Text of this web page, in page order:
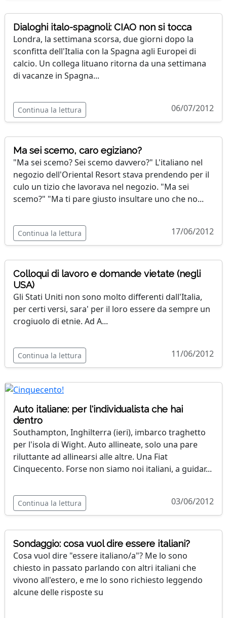
Dialoghi italo-spagnoli: CIAO non si tocca
Londra, la settimana scorsa, due giorni dopo la
sconfitta dell'Italia con la Spagna agli Europei di
calcio. Un collega lituano ritorna da una settimana
di vacanze in Spagna...
Continua la lettura 06/07/2012
Ma sei scemo, caro egiziano?
"Ma sei scemo? Sei scemo davvero?" L'italiano nel
negozio dell'Oriental Resort stava prendendo per il
culo un tizio che lavorava nel negozio. "Ma sei
scemo?" "Ma ti pare giusto insultare uno che no...
Continua la lettura 17/06/2012
Colloqui di lavoro e domande vietate (negli
USA)
Gli Stati Uniti non sono molto differenti dall'Italia,
per certi versi, sara' per il loro essere da sempre un
crogiuolo di etnie. Ad A...
Continua la lettura 11/06/2012
Auto italiane: per l'individualista che hai
dentro
Southampton, Inghilterra (ieri), imbarco traghetto
per l'isola di Wight. Auto allineate, solo una pare
riluttante ad allinearsi alle altre. Una Fiat
Cinquecento. Forse non siamo noi italiani, a guidar...
Continua la lettura 03/06/2012
Sondaggio: cosa vuol dire essere italiani?
Cosa vuol dire "essere italiano/a"? Me lo sono
chiesto in passato parlando con altri italiani che
vivono all'estero, e me lo sono richiesto leggendo
alcune delle risposte su